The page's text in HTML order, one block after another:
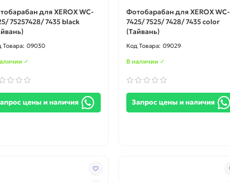
для XEROX WC-
75257428/ 7435 black
09030
✓
цены и наличия
Фотобарабан для XEROX WC-
7425/ 7525/ 7428/ 7435 color
(Тайвань)
09029
В наличии ✓
Запрос цены и наличия